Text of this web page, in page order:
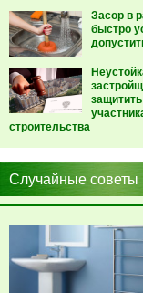
Засор в
быстро
строительства
Случайные советы